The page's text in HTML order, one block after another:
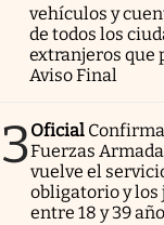
vehículos y
de todos los
extranjeros que
Aviso Final
3Oficial
Fuerzas
vuelve el
obligatorio y los
entre 18 y 39